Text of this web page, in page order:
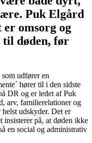
Puk Elgård
er omsorg og
døden, før
udfører en
hører til i den sidste
DR og er ledet af Puk
arv, familierelationer og
helst udskyder. Det er
insisterer på, at døden ikke
en social og administrativ